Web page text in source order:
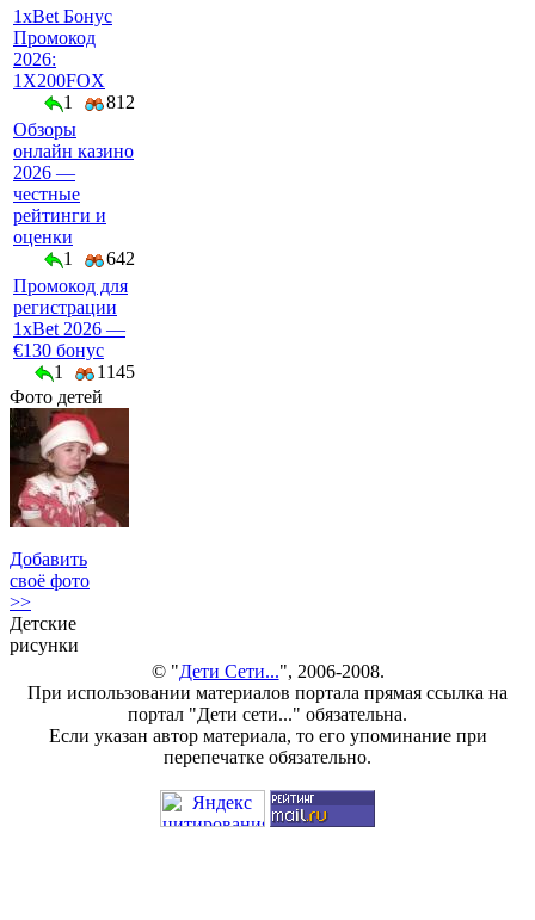
1xBet Бонус
Промокод
2026:
1X200FOX
1
812
Обзоры
онлайн казино
2026 —
честные
рейтинги и
оценки
1
642
Промокод для
регистрации
1xBet 2026 —
€130 бонус
1
1145
Фото детей
Добавить
своё фото
>>
Детские
рисунки
© "Дети Сети...", 2006-2008.
При использовании материалов портала прямая ссылка на
портал "Дети сети..." обязательна.
Если указан автор материала, то его упоминание при
перепечатке обязательно.